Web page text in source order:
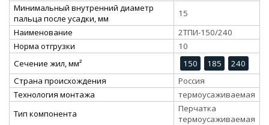
Минимальный внутренний диаметр
пальца после усадки, мм
15
Наименование
2ТПИ-150/240
Норма отгрузки
10
Сечение жил, мм²
150 185
240
Страна происхождения
Россия
Технология монтажа
термоусаживаемая
Тип компонента
Перчатка
термоусаживаемая